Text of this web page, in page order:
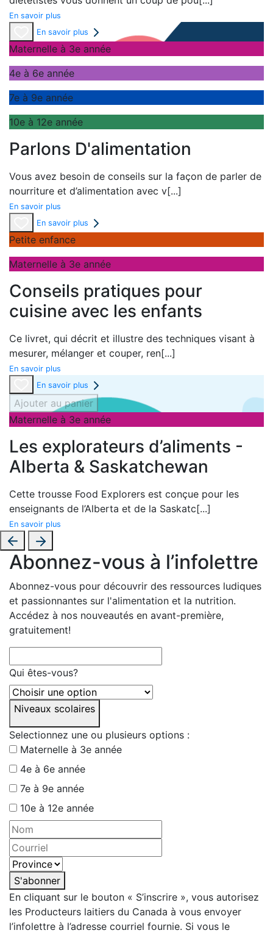
En savoir plus
En savoir plus
Maternelle à 3e année
4e à 6e année
7e à 9e année
10e à 12e année
Parlons D'alimentation
Vous avez besoin de conseils sur la façon de parler de
nourriture et d’alimentation avec v[...]
En savoir plus
En savoir plus
Petite enfance
Maternelle à 3e année
Conseils pratiques pour
cuisine avec les enfants
Ce livret, qui décrit et illustre des techniques visant à
mesurer, mélanger et couper, ren[...]
En savoir plus
En savoir plus
Ajouter au panier
Maternelle à 3e année
Les explorateurs d’aliments -
Alberta & Saskatchewan
Cette trousse Food Explorers est conçue pour les
enseignants de l’Alberta et de la Saskatc[...]
En savoir plus
Abonnez-vous à l’infolettre
Abonnez-vous pour découvrir des ressources ludiques
et passionnantes sur l'alimentation et la nutrition.
Accédez à nos nouveautés en avant-première,
gratuitement!
Qui êtes-vous?
Niveaux scolaires
Selectionnez une ou plusieurs options :
Maternelle à 3e année
4e à 6e année
7e à 9e année
10e à 12e année
S'abonner
En cliquant sur le bouton « S’inscrire », vous autorisez
les Producteurs laitiers du Canada à vous envoyer
l’infolettre à l’adresse courriel fournie. Si vous le